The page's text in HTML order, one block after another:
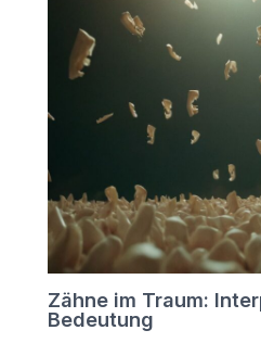
Zähne im Traum:
Bedeutung